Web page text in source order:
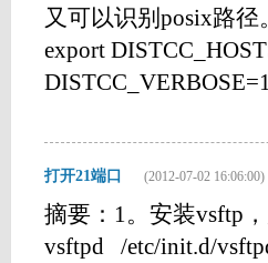
又可以识别posix路径
export
打开21端口 (2012-07-02 16:06:00)
摘要：1。安装vsftp
vsftpd /etc/init.d/